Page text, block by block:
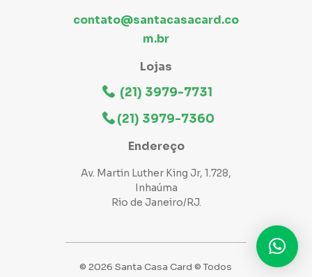
contato@santacasacard.co
m.br
Lojas
(21) 3979-7731
(21) 3979-7360
Endereço
Av. Martin Luther King Jr, 1.728,
Inhaúma
Rio de Janeiro/RJ.
© 2026 Santa Casa Card © Todos